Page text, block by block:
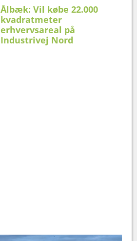
Ålbæk: Vil købe 22.000
kvadratmeter
erhvervsareal på
Industrivej Nord